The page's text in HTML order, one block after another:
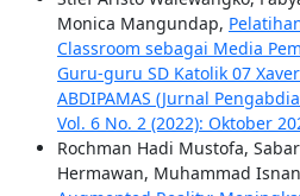
Monica Mangundap,
Classroom sebagai Media
Guru-guru SD Katolik 07
ABDIPAMAS (Jurnal
Vol. 6 No. 2 (2022): Oktober
Rochman Hadi Mustofa,
Hermawan, Muhammad